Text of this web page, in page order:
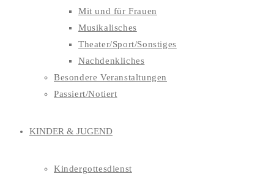
Mit und für Frauen
Musikalisches
Theater/Sport/Sonstiges
Nachdenkliches
Besondere Veranstaltungen
Passiert/Notiert
KINDER & JUGEND
Kindergottesdienst